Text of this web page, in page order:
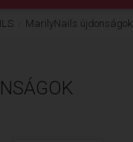
MarilyNails újdonságok